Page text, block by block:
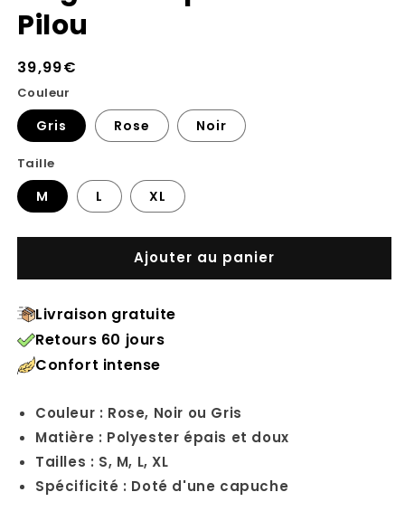
Pilou
Prix
habituel
39,99€
Couleur
Gris Rose Noir
Taille
M L XL
Ajouter au panier
Livraison gratuite
Retours 60 jours
Confort intense
Couleur : Rose, Noir ou Gris
Matière : Polyester épais et doux
Tailles : S, M, L, XL
Spécificité : Doté d'une capuche